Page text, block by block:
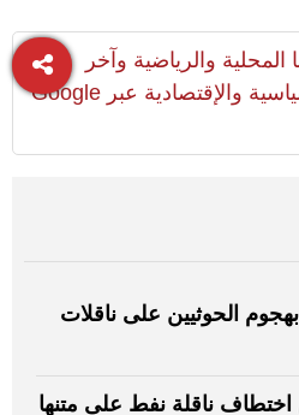
المحلية والرياضية وآخر
المستجدات السياسية والإقتصادية عبر Google
بهجوم الحوثيين على ناقلات
اختطاف ناقلة نفط على متنها